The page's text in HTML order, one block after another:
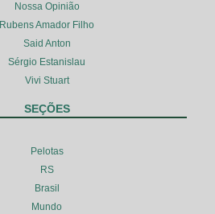
Nossa Opinião
Rubens Amador Filho
Said Anton
Sérgio Estanislau
Vivi Stuart
SEÇÕES
Pelotas
RS
Brasil
Mundo